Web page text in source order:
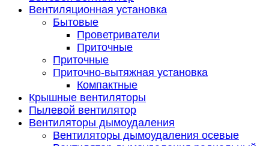
Вентиляционная установка
Бытовые
Проветриватели
Приточные
Приточные
Приточно-вытяжная установка
Компактные
Крышные вентиляторы
Пылевой вентилятор
Вентиляторы дымоудаления
Вентиляторы дымоудаления осевые